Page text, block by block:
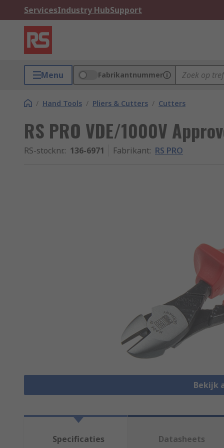
ServicesIndustry HubSupport
Menu Fabrikantnummer
/ Hand Tools / Pliers & Cutters / Cutters
RS PRO VDE/1000V
RS-stocknr.: 136-6971 Fabrikant: RS PRO
Bekijk
Specificaties Datasheets